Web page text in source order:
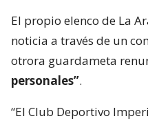
El propio elenco de La
noticia a través de un
otrora guardameta
personales”.
“El Club Deportivo